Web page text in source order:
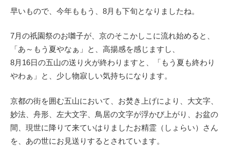
早いもので、今年ももう、8月も下旬となりましたね。
7月の祇園祭のお囃子が、京のそこかしこに流れ始めると、
「あ～もう夏やなぁ」と、高揚感を感じますし、
8月16日の五山の送り火が終わりますと、「もう夏も終わり
やわぁ」と、少し物寂しい気持ちになります。
京都の街を囲む五山において、お焚き上げにより、大文字、
妙法、舟形、左大文字、鳥居の文字が浮かび上がり、お盆の
間、現世に降りて来ていはりましたお精霊（しょらい）さん
を、あの世にお見送りするとされています。